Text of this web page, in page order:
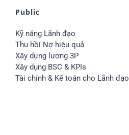
Public
Kỹ năng Lãnh đạo
Thu hồi Nợ hiệu quả
Xây dựng lương 3P
Xây dụng BSC & KPIs
Tài chính & Kế toán cho Lãnh đạo